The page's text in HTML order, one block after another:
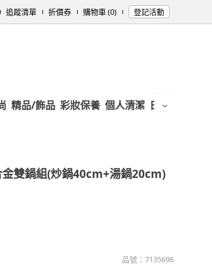
追蹤清單 折價券 購物車 (0) 登記活動
精品/飾品 彩妝保養 個人清潔 日用/紙品
雙鍋組(炒鍋40cm+湯鍋20cm)
品號： 7135696